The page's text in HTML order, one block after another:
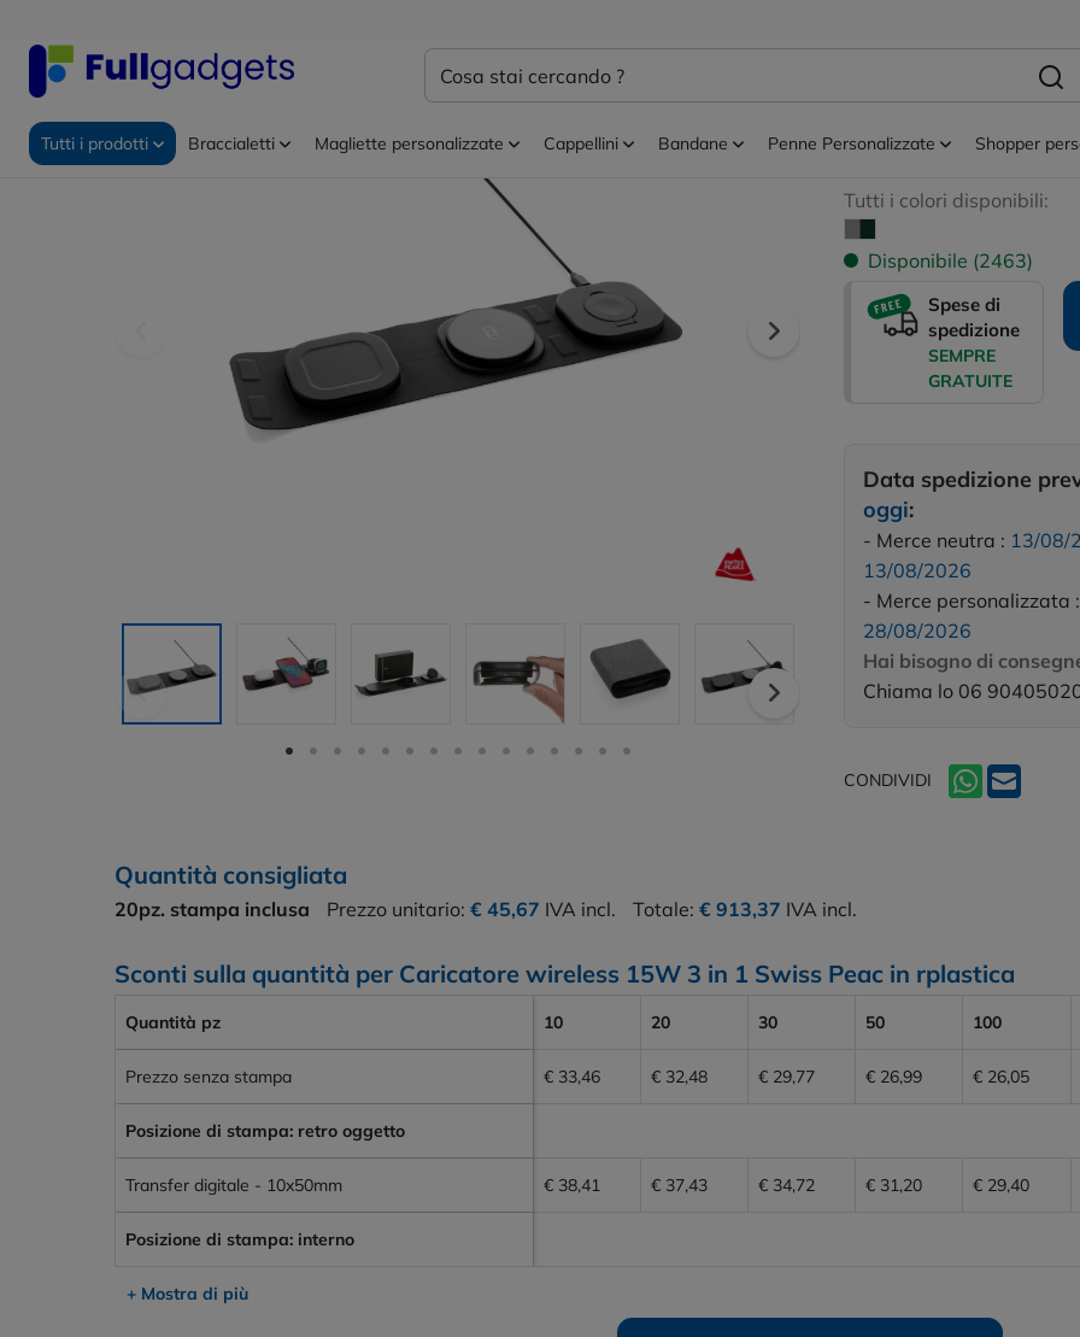
Tutti i prodotti Braccialetti Magliette personalizzate Cappellini Bandane Penne Personalizzate Shopper
Caricatore
Swiss Peac in
Tutti i colori disponibili:
Disponibile (2463)
Spese di
spedizione
SEMPRE
GRATUITE
Data spedizione
oggi:
- Merce neutra : 13/08/
13/08/2026
- Merce personalizzata
28/08/2026
Hai bisogno di
Chiama lo 06
CONDIVIDI
Quantità consigliata
20pz. stampa inclusa Prezzo unitario: € 45,67 IVA incl. Totale: € 913,37 IVA incl.
Sconti sulla quantità per Caricatore wireless 15W 3 in 1 Swiss Peac in rplastica
Quantità pz 10 20 30 50 100
Prezzo senza stampa € 33,46 € 32,48 € 29,77 € 26,99 € 26,05
Posizione di stampa: retro oggetto
Transfer digitale - 10x50mm € 38,41 € 37,43 € 34,72 € 31,20 € 29,40
Posizione di stampa: interno
+ Mostra di più